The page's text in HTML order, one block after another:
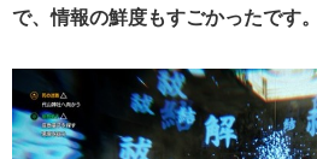
で、情報の鮮度もすごかったです。